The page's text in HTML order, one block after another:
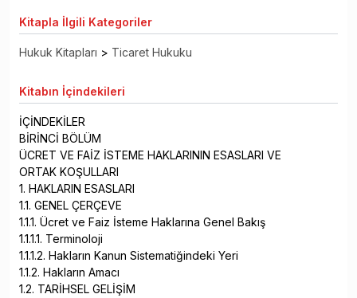
Kitapla İlgili Kategoriler
Hukuk Kitapları > Ticaret Hukuku
Kitabın İçindekileri
İÇİNDEKİLER
BİRİNCİ BÖLÜM
ÜCRET VE FAİZ İSTEME HAKLARININ ESASLARI VE
ORTAK KOŞULLARI
1. HAKLARIN ESASLARI
1.1. GENEL ÇERÇEVE
1.1.1. Ücret ve Faiz İsteme Haklarına Genel Bakış
1.1.1.1. Terminoloji
1.1.1.2. Hakların Kanun Sistematiğindeki Yeri
1.1.2. Hakların Amacı
1.2. TARİHSEL GELİŞİM